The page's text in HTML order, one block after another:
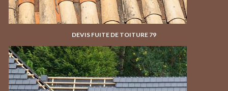
DEVIS FUITE DE TOITURE 79